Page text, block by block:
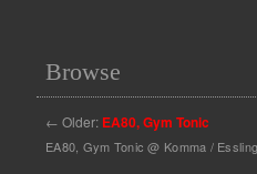
Browse
← Older: EA80, Gym Tonic
EA80, Gym Tonic @ Komma /